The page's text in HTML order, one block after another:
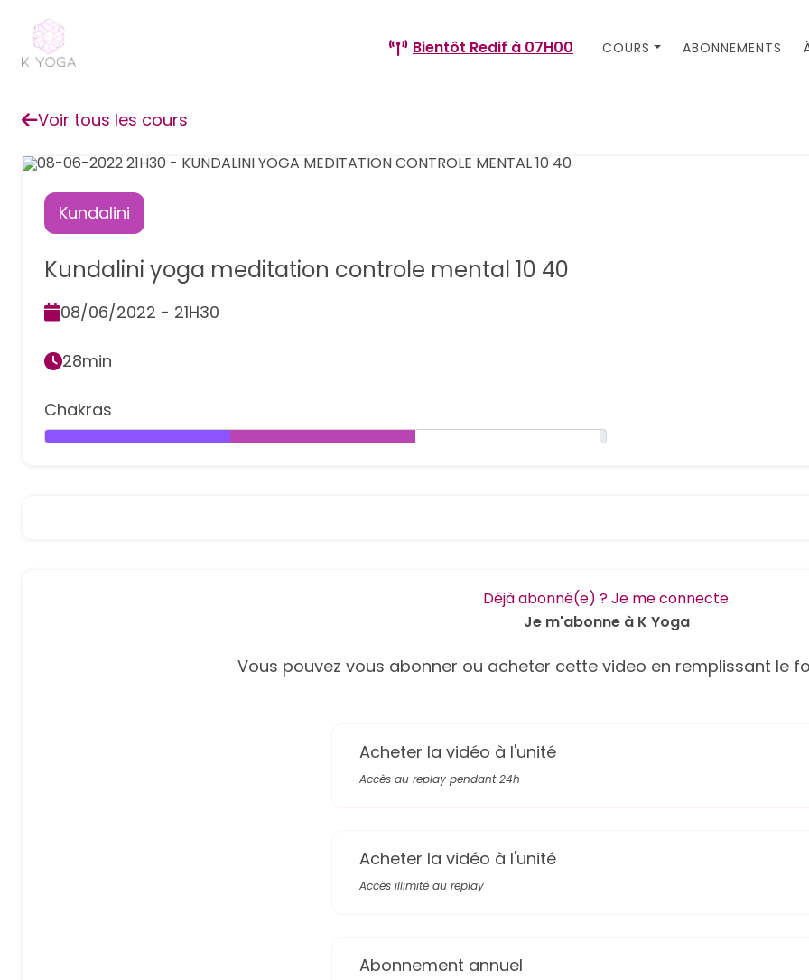
Bientôt Redif à 07H00 COURS ABONNEMENTS
Voir tous les cours
Kundalini
Chakras
Kundalini yoga meditation controle mental 10 40
08/06/2022 - 21H30
28min
Déjà abonné(e) ? Je me connecte.
Je m'abonne à K Yoga
Vous pouvez vous abonner ou acheter cette video en remplissant le
Acheter la vidéo à l'unité
Accès au replay pendant 24h
Acheter la vidéo à l'unité
Accès illimité au replay
Abonnement annuel